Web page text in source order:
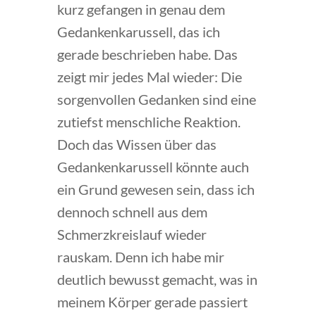
kurz gefangen in genau dem
Gedankenkarussell, das ich
gerade beschrieben habe. Das
zeigt mir jedes Mal wieder: Die
sorgenvollen Gedanken sind eine
zutiefst menschliche Reaktion.
Doch das Wissen über das
Gedankenkarussell könnte auch
ein Grund gewesen sein, dass ich
dennoch schnell aus dem
Schmerzkreislauf wieder
rauskam. Denn ich habe mir
deutlich bewusst gemacht, was in
meinem Körper gerade passiert